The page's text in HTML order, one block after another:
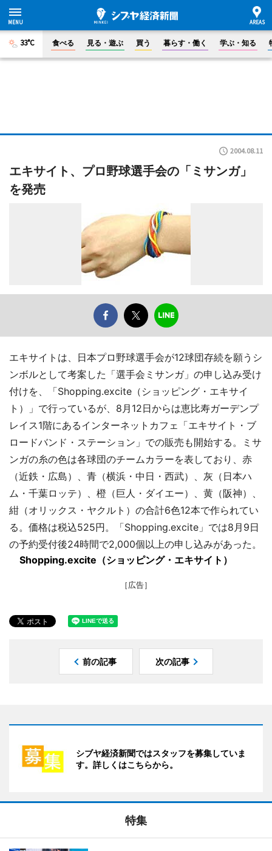
33°C 食べる 見る・遊ぶ 買う 暮らす・働く 学ぶ・知る
2004.08.11
エキサイト、プロ野球選手会の「ミサンガ」
を発売
エキサイトは、日本プロ野球選手会が12球団存続を願うシ
ンボルとして考案した「選手会ミサンガ」の申し込み受け
付けを、「Shopping.excite（ショッピング・エキサイ
ト）」で行っているが、8月12日からは恵比寿ガーデンプ
レイス1階にあるインターネットカフェ「エキサイト・ブ
ロードバンド・ステーション」での販売も開始する。ミサ
ンガの糸の色は各球団のチームカラーを表しており、赤
（近鉄・広島）、青（横浜・中日・西武）、灰（日本ハ
ム・千葉ロッテ）、橙（巨人・ダイエー）、黄（阪神）、
紺（オリックス・ヤクルト）の合計6色12本で作られてい
る。価格は税込525円。「Shopping.excite」では8月9日
の予約受付後24時間で2,000個以上の申し込みがあった。
Shopping.excite（ショッピング・エキサイト）
［広告］
前の記事 次の記事
シブヤ経済新聞ではスタッフを募集していま
す。詳しくはこちらから。
特集